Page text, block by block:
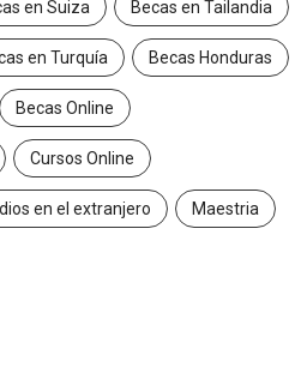
en Suiza Becas en Tailandia
en Turquía Becas Honduras
Becas Online
Cursos Online
en el extranjero Maestria